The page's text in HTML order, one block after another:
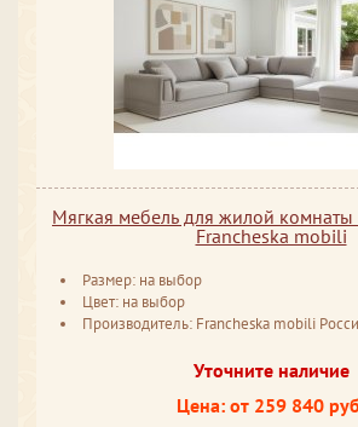
Мягкая мебель для жилой
Francheska mobili
Размер: на выбор
Цвет: на выбор
Производитель: Francheska mobili
Уточните наличие
Цена: от 259 840